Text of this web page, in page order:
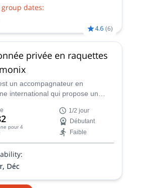
group dates:
4.6 (6)
privée en raquettes
un accompagnateur en
international qui propose un
à neige à Chamonix, pour tous
et toutes les conditions
Trouvez la meilleure option pour
la magnifique vallée.
pour 4
1/2 jour
Débutant
Faible
Déc